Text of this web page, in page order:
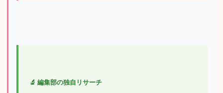
🔬 編集部の独自リサーチ